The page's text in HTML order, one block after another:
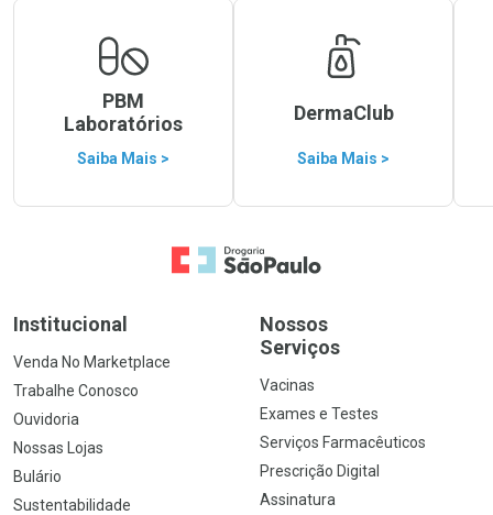
PBM
Laboratórios
Saiba Mais >
DermaClub
Saiba Mais >
Ir para a Home
Institucional
Venda No Marketplace
Trabalhe Conosco
Ouvidoria
Nossas Lojas
Bulário
Sustentabilidade
Nossos
Serviços
Vacinas
Exames e Testes
Serviços Farmacêuticos
Prescrição Digital
Assinatura